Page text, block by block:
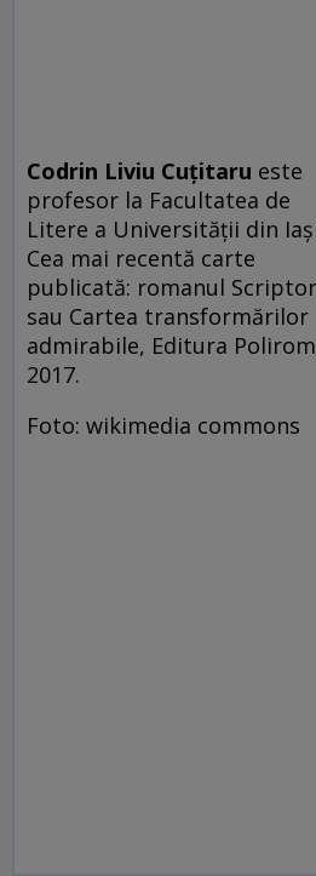
Codrin Liviu Cuțitaru este
profesor la Facultatea de
Litere a Universității din
Cea mai recentă carte
publicată: romanul Scriptor
sau Cartea transformărilor
admirabile, Editura
2017.
Foto: wikimedia commons